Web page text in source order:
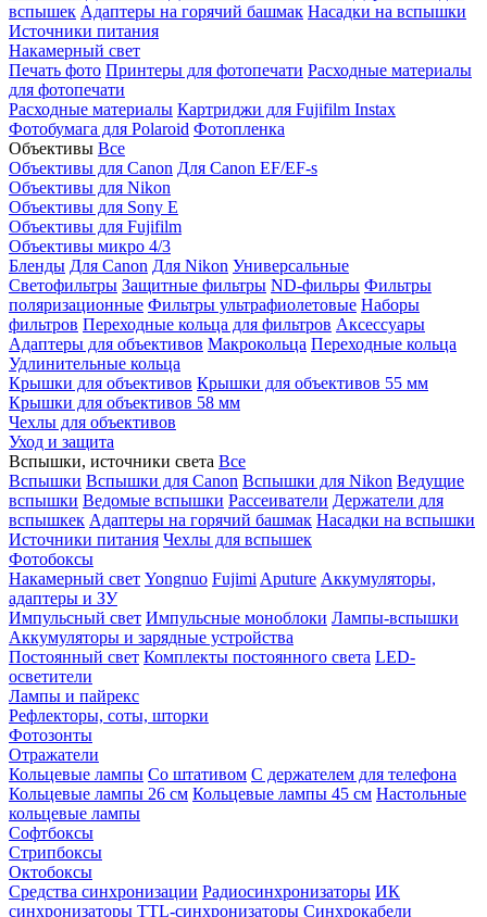
вспышек Адаптеры на горячий башмак Насадки на вспышки
Источники питания
Накамерный свет
Печать фото Принтеры для фотопечати Расходные материалы
для фотопечати
Расходные материалы Картриджи для Fujifilm Instax
Фотобумага для Polaroid Фотопленка
Объективы Все
Объективы для Canon Для Canon EF/EF-s
Объективы для Nikon
Объективы для Sony E
Объективы для Fujifilm
Объективы микро 4/3
Бленды Для Canon Для Nikon Универсальные
Светофильтры Защитные фильтры ND-фильры Фильтры
поляризационные Фильтры ультрафиолетовые Наборы
фильтров Переходные кольца для фильтров Аксессуары
Адаптеры для объективов Макрокольца Переходные кольца
Удлинительные кольца
Крышки для объективов Крышки для объективов 55 мм
Крышки для объективов 58 мм
Чехлы для объективов
Уход и защита
Вспышки, источники света Все
Вспышки Вспышки для Canon Вспышки для Nikon Ведущие
вспышки Ведомые вспышки Рассеиватели Держатели для
вспышкек Адаптеры на горячий башмак Насадки на вспышки
Источники питания Чехлы для вспышек
Фотобоксы
Накамерный свет Yongnuo Fujimi Aputure Аккумуляторы,
адаптеры и ЗУ
Импульсный свет Импульсные моноблоки Лампы-вспышки
Аккумуляторы и зарядные устройства
Постоянный свет Комплекты постоянного света LED-
осветители
Лампы и пайрекс
Рефлекторы, соты, шторки
Фотозонты
Отражатели
Кольцевые лампы Со штативом С держателем для телефона
Кольцевые лампы 26 см Кольцевые лампы 45 см Настольные
кольцевые лампы
Софтбоксы
Стрипбоксы
Октобоксы
Средства синхронизации Радиосинхронизаторы ИК
синхронизаторы TTL-синхронизаторы Синхрокабели